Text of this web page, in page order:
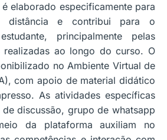
elaborado especificamente para
distância e contribui para o
principalmente pelas
realizadas ao longo do curso. O
no Ambiente Virtual de
com apoio de material didático
As atividades específicas
discussão, grupo de whatsapp
da plataforma auxiliam no